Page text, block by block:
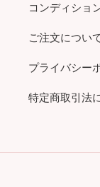
コンディショ
ご注文につい
プライバシー
特定商取引法